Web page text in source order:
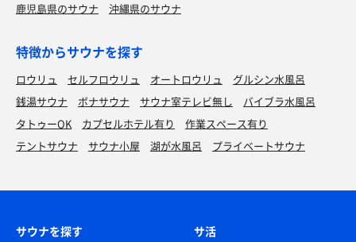
鹿児島県のサウナ
沖縄県のサウナ
特徴からサウナを探す
ロウリュ セルフロウリュ オートロウリュ
グルシン水風呂
銭湯サウナ
ボナサウナ サウナ室テレビ無し
バイブラ水風呂
タトゥーOK
カプセルホテル有り
作業スペース有り
テントサウナ
サウナ小屋 湖が水風呂 プライベートサウナ
サウナを探す サ活